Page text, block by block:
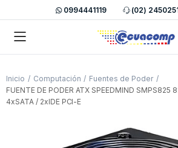
0994441119 (02)
Inicio Computación
Fuentes de Poder
FUENTE DE PODER ATX SPEEDMIND SMPS825
4xSATA / 2xIDE PCI-E